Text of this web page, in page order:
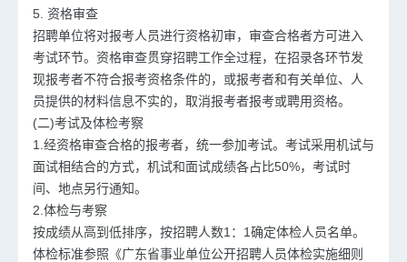
5. 资格审查
招聘单位将对报考人员进行资格初审，审查合格者方可进入
考试环节。资格审查贯穿招聘工作全过程，在招录各环节发
现报考者不符合报考资格条件的，或报考者和有关单位、人
员提供的材料信息不实的，取消报考者报考或聘用资格。
(二)考试及体检考察
1.经资格审查合格的报考者，统一参加考试。考试采用机试与
面试相结合的方式，机试和面试成绩各占比50%，考试时
间、地点另行通知。
2.体检与考察
按成绩从高到低排序，按招聘人数1：1确定体检人员名单。
体检标准参照《广东省事业单位公开招聘人员体检实施细则